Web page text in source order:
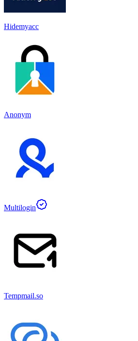
Hidemyacc
Anonym
Multilogin
Tempmail.so